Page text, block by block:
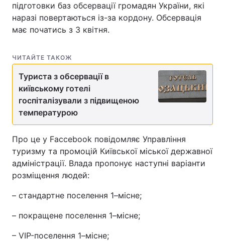
підготовки баз обсервації громадян України, які
наразі повертаються із-за кордону. Обсервація
має початись з 3 квітня.
ЧИТАЙТЕ ТАКОЖ
Туриста з обсервації в
київському готелі
госпіталізували з підвищеною
температурою
Про це у Faccebook повідомляє Управління
туризму та промоцій Київської міської державної
адміністрації. Влада пропонує наступні варіанти
розміщення людей:
– стандартне поселення 1–місне;
– покращене поселення 1–місне;
– VIP-поселення 1–місне;